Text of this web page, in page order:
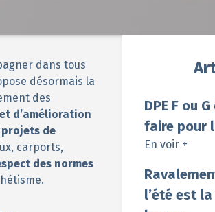
dans tous
désormais la
des
d’amélioration
projets de
carports,
des normes
DPE F ou
faire pour
En voir +
l’été est